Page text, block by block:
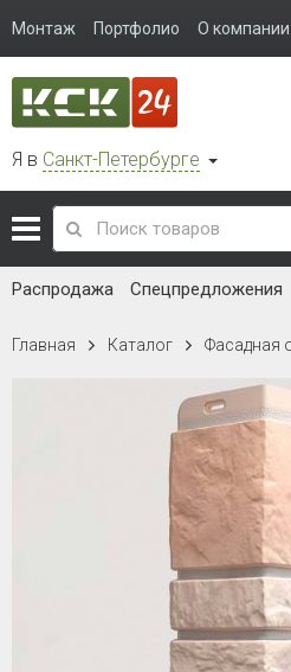
Монтаж Портфолио О компании
Я в Санкт-Петербурге
Распродажа Спецпредложения
Главная Каталог Фасадная